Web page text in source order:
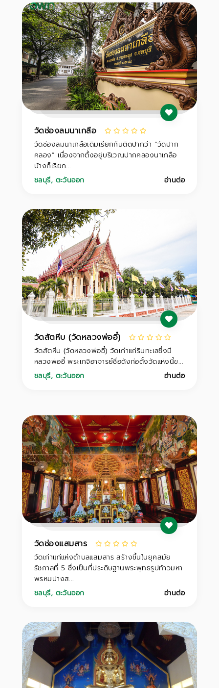
วัดช่องลมนาเกลือ
วัดช่องลมนาเกลือเดิมเรียกกันติดปากว่า “วัดปาก
คลอง” เนื่องจากตั้งอยู่บริเวณปากคลองนาเกลือ
บ้างก็เรียก...
ชลบุรี, ตะวันออก อ่านต่อ
วัดสัตหีบ (วัดหลวงพ่ออี๋)
วัดสัตหีบ (วัดหลวงพ่ออี๋) วัดเก่าแก่ริมทะเลซึ่งมี
หลวงพ่ออี๋ พระเกจิอาจารย์ชื่อดังก่อตั้งวัดแห่งนี้ข...
ชลบุรี, ตะวันออก อ่านต่อ
วัดช่องแสมสาร
วัดเก่าแก่แห่งตำบลแสมสาร สร้างขึ้นในยุคสมัย
รัชกาลที่ 5 ซึ่งเป็นที่ประดิษฐานพระพุทธรูปท้าวมหา
พรหมปางส...
ชลบุรี, ตะวันออก อ่านต่อ